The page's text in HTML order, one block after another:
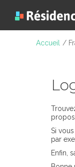
Accueil /
Si
par
Enfin,